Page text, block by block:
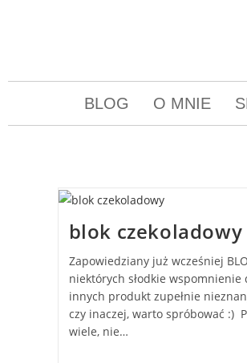
BLOG O MNIE
blok czekoladowy
Zapowiedziany już wcześniej
niektórych słodkie wspomnienie
innych produkt zupełnie
czy inaczej, warto spróbować :)
wiele, nie…